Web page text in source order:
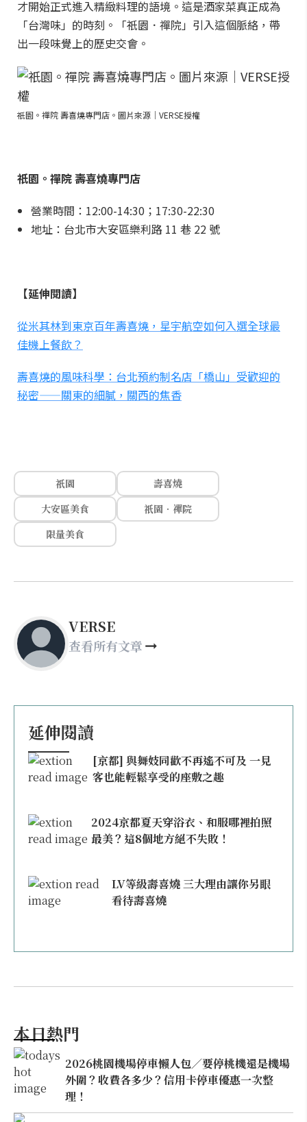
才開始正式進入精緻料理的語境。這是酒家菜真正成為
「台灣味」的時刻。「祇園．禪院」引入這個脈絡，帶
出一段味覺上的歷史交會。
祇園。禪院 壽喜燒專門店。圖片來源｜VERSE授權
祇園。禪院 壽喜燒專門店
營業時間：12:00-14:30；17:30-22:30
地址：台北市大安區樂利路 11 巷 22 號
【延伸閱讀】
從米其林到東京百年壽喜燒，星宇航空如何入選全球最
佳機上餐飲？
壽喜燒的風味科學：台北預約制名店「橋山」受歡迎的
秘密——關東的細膩，關西的焦香
祇園
壽喜燒
大安區美食
祇園．禪院
限量美食
VERSE
查看所有文章
延伸閱讀
[京都] 與舞妓同歡不再遙不可及 一見
客也能輕鬆享受的座敷之趣
2024京都夏天穿浴衣、和服哪裡拍照
最美？這8個地方絕不失敗！
LV等級壽喜燒 三大理由讓你另眼
看待壽喜燒
本日熱門
2026桃園機場停車懶人包／要停桃機還是機場
外圍？收費各多少？信用卡停車優惠一次整
理！